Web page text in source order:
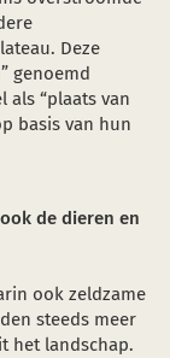
Deze
genoemd
als “plaats van
basis van hun
de dieren en
ook zeldzame
steeds meer
het landschap.